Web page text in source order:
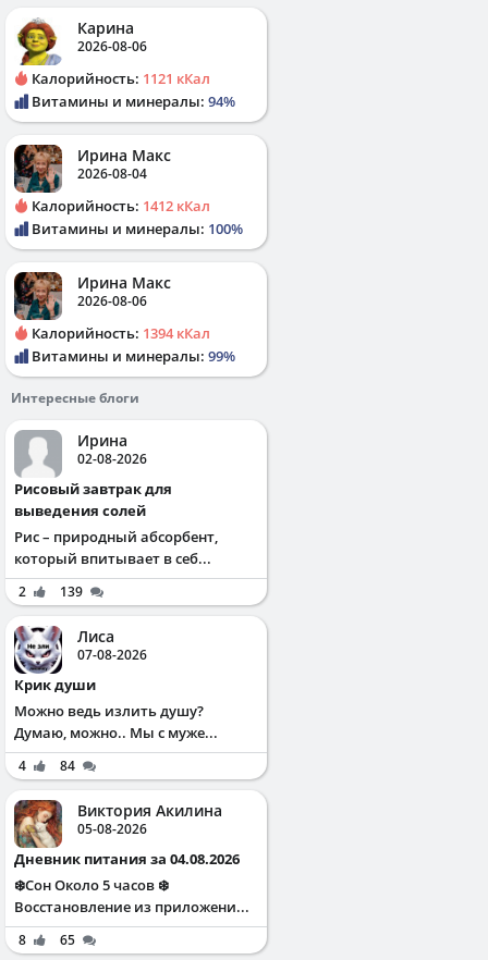
Карина
2026-08-06
Калорийность: 1121 кКал
Витамины и минералы: 94%
Ирина Макс
2026-08-04
Калорийность: 1412 кКал
Витамины и минералы: 100%
Ирина Макс
2026-08-06
Калорийность: 1394 кКал
Витамины и минералы: 99%
Интересные блоги
Ирина
02-08-2026
Рисовый завтрак для
выведения солей
Рис – природный абсорбент,
который впитывает в себ...
2 139
Лиса
07-08-2026
Крик души
Можно ведь излить душу?
Думаю, можно.. Мы с муже...
4 84
Виктория Акилина
05-08-2026
Дневник питания за 04.08.2026
❄️Сон Около 5 часов ❄️
Восстановление из приложени...
8
65